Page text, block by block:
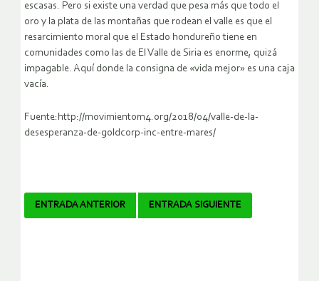
escasas. Pero si existe una verdad que pesa más que todo el
oro y la plata de las montañas que rodean el valle es que el
resarcimiento moral que el Estado hondureño tiene en
comunidades como las de El Valle de Siria es enorme, quizá
impagable. Aquí donde la consigna de «vida mejor» es una caja
vacía.
Fuente:http://movimientom4.org/2018/04/valle-de-la-
desesperanza-de-goldcorp-inc-entre-mares/
Navegador
ENTRADA ANTERIOR ENTRADA SIGUIENTE